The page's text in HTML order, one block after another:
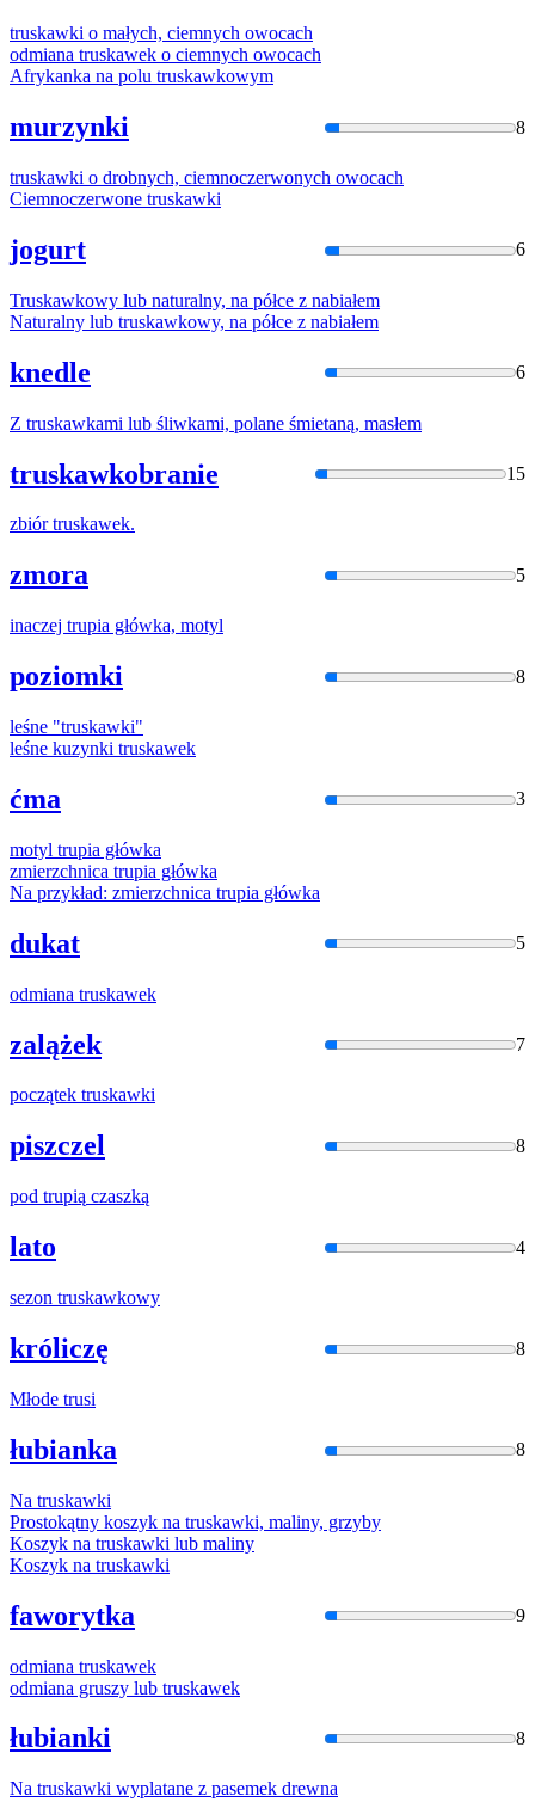
truskawki o małych, ciemnych owocach
odmiana truskawek o ciemnych owocach
Afrykanka na polu truskawkowym
murzynki 8
truskawki o drobnych, ciemnoczerwonych owocach
Ciemnoczerwone truskawki
jogurt 6
Truskawkowy lub naturalny, na półce z nabiałem
Naturalny lub truskawkowy, na półce z nabiałem
knedle 6
Z truskawkami lub śliwkami, polane śmietaną, masłem
truskawkobranie 15
zbiórtruskawek.
zmora 5
inaczej trupia główka, motyl
poziomki 8
leśne "truskawki"
leśne kuzynki truskawek
ćma 3
motyl trupia główka
zmierzchnica trupia główka
Na przykład: zmierzchnica trupia główka
dukat 5
odmiana truskawek
zalążek 7
początek truskawki
piszczel 8
pod trupią czaszką
lato 4
sezon truskawkowy
króliczę 8
Młode trusi
łubianka 8
Na truskawki
Prostokątny koszyk na truskawki, maliny, grzyby
Koszyk na truskawki lub maliny
Koszyk na truskawki
faworytka 9
odmiana truskawek
odmiana gruszy lub truskawek
łubianki 8
Na truskawki wyplatane z pasemek drewna